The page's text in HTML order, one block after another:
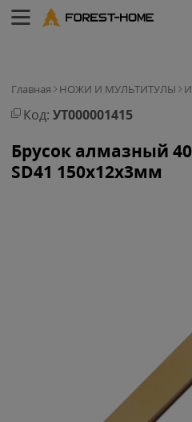
Главная НОЖИ И МУЛЬТИТУЛЫ
Код: УТ000001415
Брусок алмазный
SD41 150х12х3мм